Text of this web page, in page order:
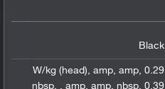
Black
0.29 W/kg (head)
, amp, amp,